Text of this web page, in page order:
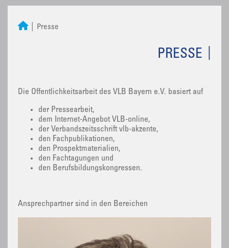
Presse
PRESSE
Die Öffentlichkeitsarbeit des VLB Bayern e.V. basiert auf
der Pressearbeit,
dem Internet-Angebot VLB-online,
der Verbandszeitsschrift vlb-akzente,
den Fachpublikationen,
den Prospektmaterialien,
den Fachtagungen und
den Berufsbildungskongressen.
Ansprechpartner sind in den Bereichen